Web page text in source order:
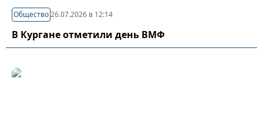
Общество26.07.2026 в 12:14
В Кургане отметили день ВМФ